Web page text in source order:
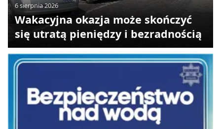
6 sierpnia 2026
Wakacyjna okazja może skończyć
się utratą pieniędzy i bezradnością